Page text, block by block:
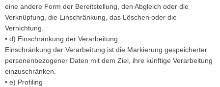
eine andere Form der Bereitstellung, den Abgleich oder die
Verknüpfung, die Einschränkung, das Löschen oder die
Vernichtung.
• d) Einschränkung der Verarbeitung
Einschränkung der Verarbeitung ist die Markierung gespeicherter
personenbezogener Daten mit dem Ziel, ihre künftige Verarbeitung
einzuschränken.
• e) Profiling